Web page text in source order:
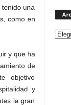
una
como en
y que ha
de
objetivo
y
la gran